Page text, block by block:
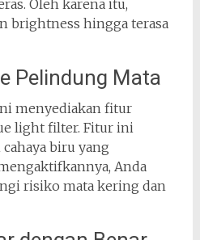
Oleh karena itu,
brightness hingga terasa
Pelindung Mata
menyediakan fitur
light filter. Fitur ini
biru yang
Anda
risiko mata kering dan